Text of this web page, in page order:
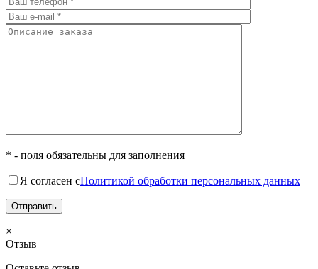
* - поля обязательны для заполнения
Я согласен сПолитикой обработки персональных данных
×
Отзыв